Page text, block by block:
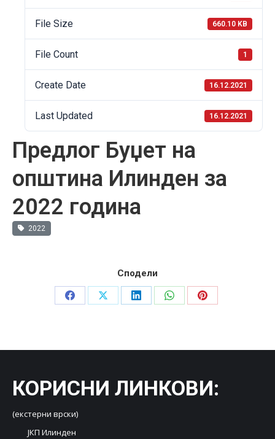
File Size 660.10 KB
File Count 1
Create Date 16.12.2021
Last Updated 16.12.2021
Предлог Буџет на
општина Илинден за
2022 година
2022
Сподели
Share
Share
Share
Share
Share
КОРИСНИ ЛИНКОВИ:
(екстерни врски)
ЈКП Илинден